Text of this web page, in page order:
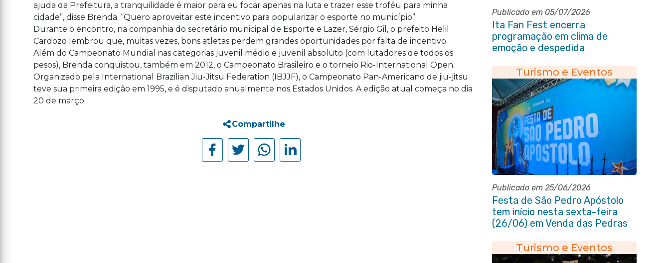
ajuda da Prefeitura, a tranquilidade é maior para eu focar apenas na luta e trazer esse troféu para minha
cidade”, disse Brenda. “Quero aproveitar este incentivo para popularizar o esporte no município”.
Durante o encontro, na companhia do secretário municipal de Esporte e Lazer, Sérgio Gil, o prefeito Helil
Cardozo lembrou que, muitas vezes, bons atletas perdem grandes oportunidades por falta de incentivo.
Além do Campeonato Mundial nas categorias juvenil médio e juvenil absoluto (com lutadores de todos os
pesos), Brenda conquistou, também em 2012, o Campeonato Brasileiro e o torneio Rio-International Open.
Organizado pela International Brazilian Jiu-Jitsu Federation (IBJJF), o Campeonato Pan-Americano de jiu-jitsu
teve sua primeira edição em 1995, e é disputado anualmente nos Estados Unidos. A edição atual começa no dia
20 de março.
Compartilhe
Publicado em 05/07/2026
Ita Fan Fest encerra
programação em clima de
emoção e despedida
Turismo e Eventos
Publicado em 25/06/2026
Festa de São Pedro Apóstolo
tem início nesta sexta-feira
(26/06) em Venda das Pedras
Turismo e Eventos